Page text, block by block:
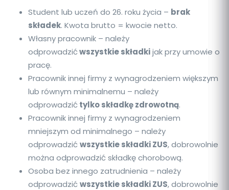
Student lub uczeń do 26. roku życia – brak
składek. Kwota brutto = kwocie netto.
Własny pracownik – należy
odprowadzićwszystkie składkijak przy umowie o
pracę.
Pracownik innej firmy z wynagrodzeniem większym
lub równym minimalnemu – należy
odprowadzićtylko składkę zdrowotną.
Pracownik innej firmy z wynagrodzeniem
mniejszym od minimalnego – należy
odprowadzićwszystkie składki ZUS, dobrowolnie
można odprowadzić składkę chorobową.
Osoba bez innego zatrudnienia – należy
odprowadzićwszystkie składki ZUS, dobrowolnie